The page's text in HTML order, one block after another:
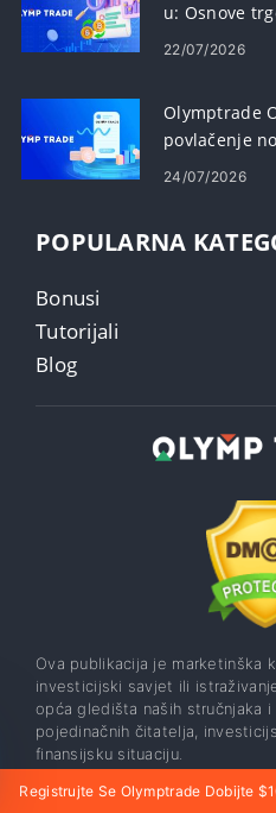
u: Osnove
22/07/2026
Olymptrade
povlačenje
vrijeme
24/07/2026
POPULARNA
Bonusi
Tutorijali
Blog
Ova publikacija je marketinška
investicijski savjet ili
opća gledišta naših stručnjaka
pojedinačnih čitatelja,
finansijsku situaciju.
Unofficial website of the
Registrujte Se Olymptrade Dobijte